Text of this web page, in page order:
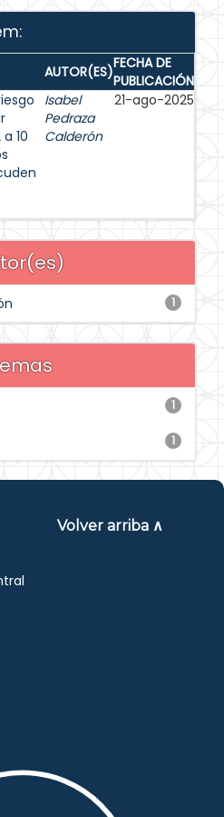
AUTOR(ES)FECHA DE
PUBLICACIÓN
10
Isabel
Pedraza
Calderón
21-ago-2025
1
1
1
Volver arriba ∧